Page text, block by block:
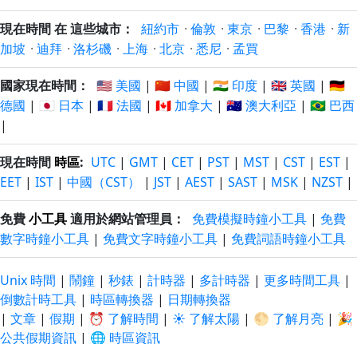
現在時間 在 這些城市： 紐約市 · 倫敦 · 東京 · 巴黎 · 香港 · 新
加坡 · 迪拜 · 洛杉磯 · 上海 · 北京 · 悉尼 · 孟買
國家現在時間： 🇺🇸 美國 | 🇨🇳 中國 | 🇮🇳 印度 | 🇬🇧 英國 | 🇩🇪
德國 | 🇯🇵 日本 | 🇫🇷 法國 | 🇨🇦 加拿大 | 🇦🇺 澳大利亞 | 🇧🇷 巴西
|
現在時間 時區: UTC | GMT | CET | PST | MST | CST | EST |
EET | IST | 中國（CST） | JST | AEST | SAST | MSK | NZST |
免費小工具適用於網站管理員： 免費模擬時鐘小工具 | 免費
數字時鐘小工具 | 免費文字時鐘小工具 | 免費詞語時鐘小工具
Unix 時間 | 鬧鐘 | 秒錶 | 計時器 | 多計時器 | 更多時間工具 |
倒數計時工具 | 時區轉換器 | 日期轉換器
| 文章 | 假期 | ⏰ 了解時間 | ☀️ 了解太陽 | 🌕 了解月亮 | 🎉
公共假期資訊 | 🌐 時區資訊